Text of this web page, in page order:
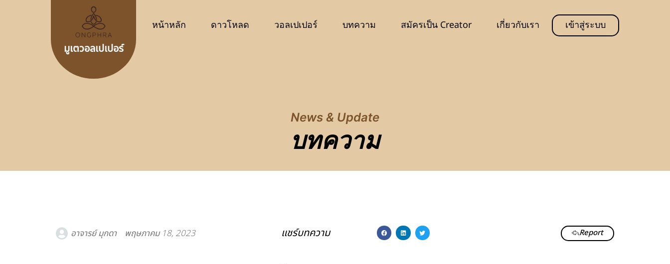
มูเตวอลเปเปอร์
หน้าหลัก ดาวโหลด วอลเปเปอร์ บทความ สมัครเป็น Creator เกี่ยวกับเรา เข้าสู่ระบบ
News & Update
บทความ
อาจารย์ มุกดา พฤษภาคม 18, 2023 แชร์บทความ Report